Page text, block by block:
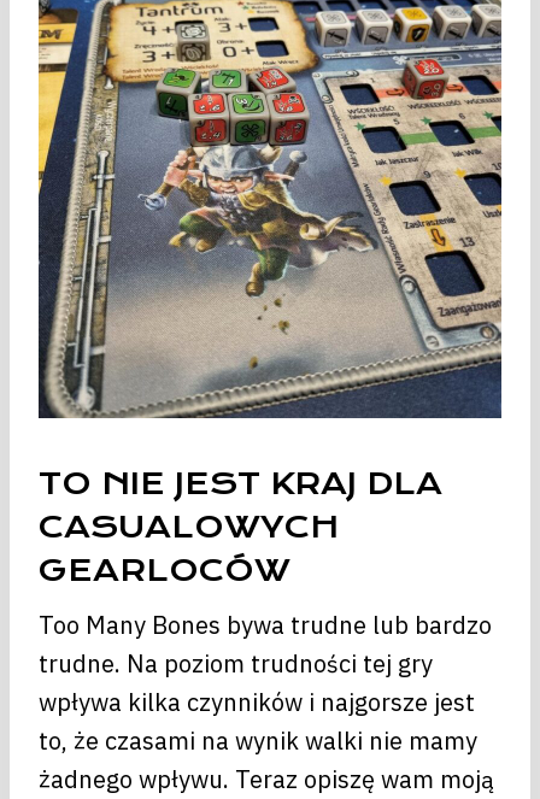
TO NIE JEST KRAJ DLA
CASUALOWYCH
GEARLOCÓW
Too Many Bones bywa trudne lub bardzo
trudne. Na poziom trudności tej gry
wpływa kilka czynników i najgorsze jest
to, że czasami na wynik walki nie mamy
żadnego wpływu. Teraz opiszę wam moją